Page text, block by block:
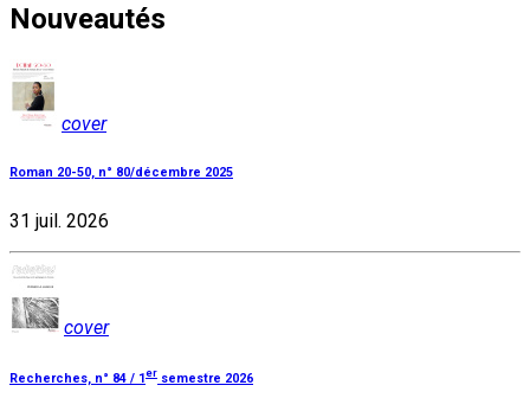
Nouveautés
cover
Roman 20-50, n° 80/décembre 2025
31 juil. 2026
cover
Recherches, n° 84 / 1 er semestre 2026